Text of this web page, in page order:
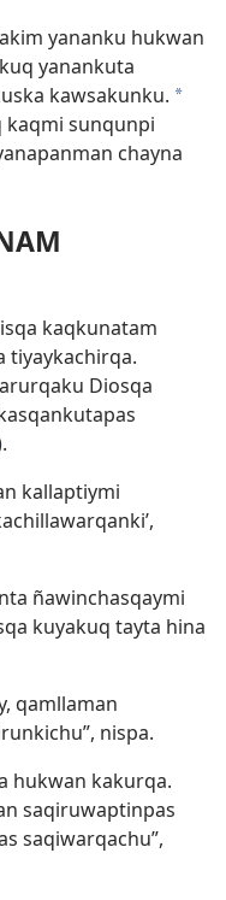
yananku hukwan
yanankuta
kawsakunku. a
kaqmi sunqunpi
chayna
kaqkunatam
tiyaykachirqa.
Diosqa
kallaptiymi
ñawinchasqaymi
kuyakuq tayta hina
qamllaman
nispa.
hukwan kakurqa.
saqiruwaptinpas
saqiwarqachu”,